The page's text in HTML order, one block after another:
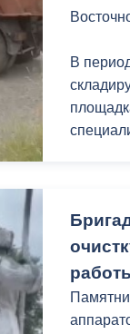
Кадровая
Контактная
Списки граждан,
учете в качестве
улучшении
Общественное
документов
планирования
В